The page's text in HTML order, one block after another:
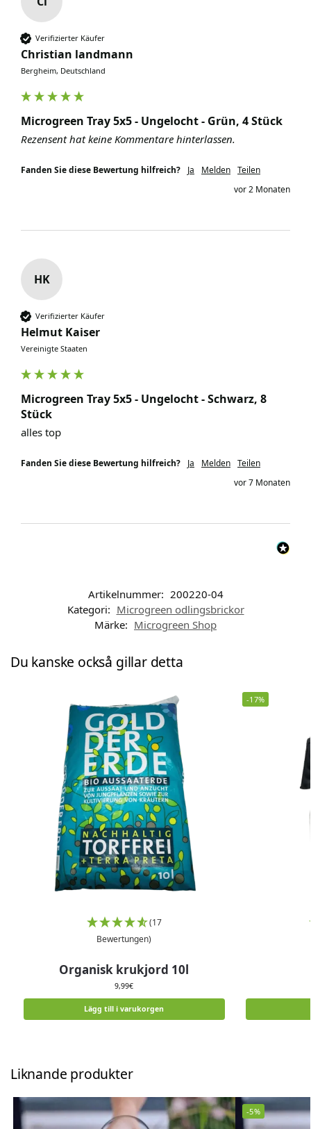
Verifizierter Käufer
Christian landmann
Bergheim, Deutschland
Microgreen Tray 5x5 - Ungelocht - Grün, 4 Stück
Rezensent hat keine Kommentare hinterlassen.
Fanden Sie diese Bewertung hilfreich? Ja Melden Teilen
vor 2 Monaten
HK
Verifizierter Käufer
Helmut Kaiser
Vereinigte Staaten
Microgreen Tray 5x5 - Ungelocht - Schwarz, 8
Stück
alles top
Fanden Sie diese Bewertung hilfreich? Ja Melden Teilen
vor 7 Monaten
Artikelnummer: 200220-04
Kategori: Microgreen odlingsbrickor
Märke: Microgreen Shop
Du kanske också gillar detta
(17
Bewertungen)
Organisk krukjord 10l
9,99€
Lägg till i varukorgen
-17%
Liknande produkter
-5%